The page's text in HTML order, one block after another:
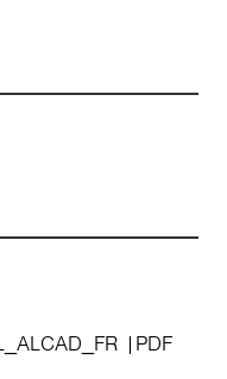
PDF